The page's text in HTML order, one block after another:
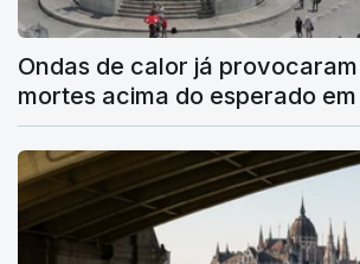
Ondas de calor já
mortes acima do esperado